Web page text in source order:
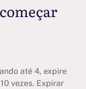
até 4, expire
vezes. Expirar